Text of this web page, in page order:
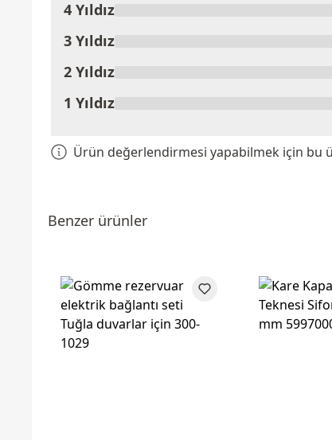
4 Yıldız
3 Yıldız
2 Yıldız
1 Yıldız
Ürün değerlendirmesi yapabilmek için bu
Benzer ürünler